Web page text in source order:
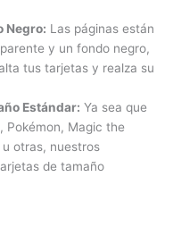
Negro: Las páginas están
y un fondo negro,
tus tarjetas y realza su
Estándar: Ya sea que
Pokémon, Magic the
otras, nuestros
de tamaño